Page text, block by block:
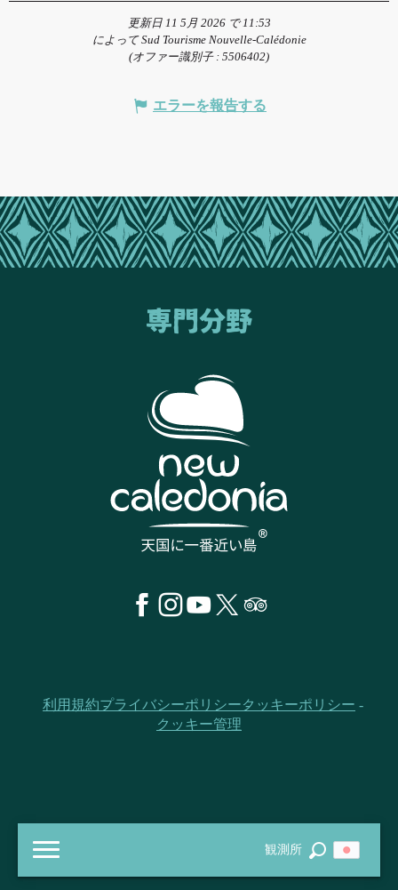
観測所
更新日 11 5月 2026 で 11:53
によって Sud Tourisme Nouvelle-Calédonie
(オファー識別子 : 5506402)
エラーを報告する
専門分野
利用規約プライバシーポリシークッキーポリシー
クッキー管理